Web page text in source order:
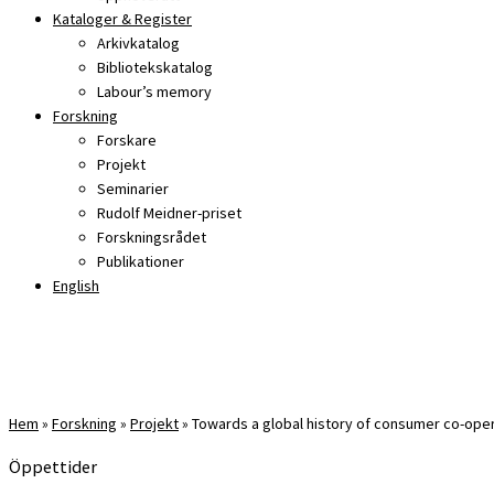
Kataloger & Register
Arkivkatalog
Bibliotekskatalog
Labour’s memory
Forskning
Forskare
Projekt
Seminarier
Rudolf Meidner-priset
Forskningsrådet
Publikationer
English
Hem » Forskning » Projekt» Towards a global history of consumer co-
Öppettider